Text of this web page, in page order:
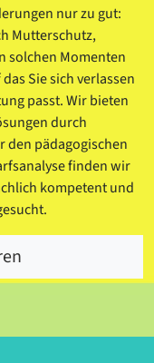
nur zu gut:
Mutterschutz,
solchen Momenten
Sie sich verlassen
passt. Wir bieten
durch
den pädagogischen
finden wir
kompetent und